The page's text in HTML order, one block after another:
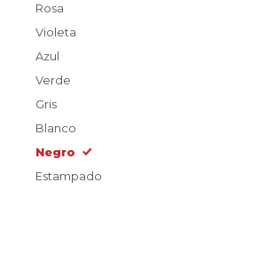
Rosa
Violeta
Azul
Verde
Gris
Blanco
Negro
Estampado